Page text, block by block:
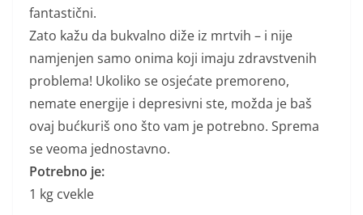
fantastični.
Zato kažu da bukvalno diže iz mrtvih – i nije
namjenjen samo onima koji imaju zdravstvenih
problema! Ukoliko se osjećate premoreno,
nemate energije i depresivni ste, možda je baš
ovaj bućkuriš ono što vam je potrebno. Sprema
se veoma jednostavno.
Potrebno je:
1 kg cvekle